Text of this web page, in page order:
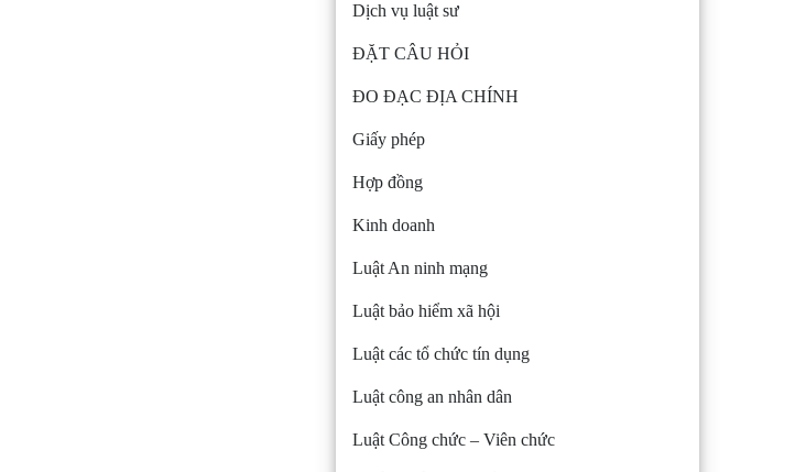
Dịch vụ luật sư
ĐẶT CÂU HỎI
ĐO ĐẠC ĐỊA CHÍNH
Giấy phép
Hợp đồng
Kinh doanh
Luật An ninh mạng
Luật bảo hiểm xã hội
Luật các tổ chức tín dụng
Luật công an nhân dân
Luật Công chức – Viên chức